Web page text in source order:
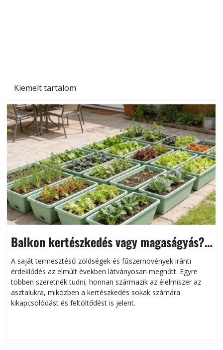
Kiemelt tartalom
Balkon kertészkedés vagy magaságyás?
Helytakarékos kertészkedés
A saját termesztésű zöldségek és fűszernövények iránti
érdeklődés az elmúlt években látványosan megnőtt. Egyre
többen szeretnék tudni, honnan származik az élelmiszer az
asztalukra, miközben a kertészkedés sokak számára
kikapcsolódást és feltöltődést is jelent.